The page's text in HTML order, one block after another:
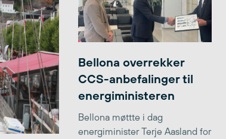
Bellona overrekker
CCS-anbefalinger til
energiministeren
Bellona møttte i dag
energiminister Terje Aasland for